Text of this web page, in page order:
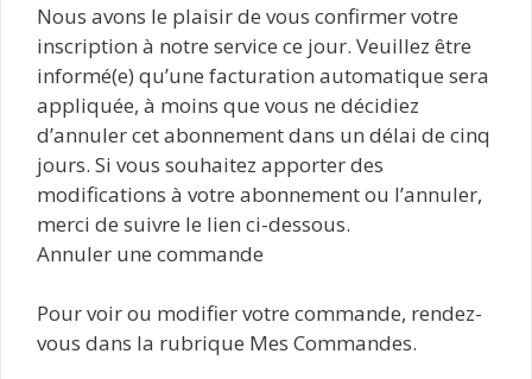
Nous avons le plaisir de vous confirmer votre
inscription à notre service ce jour. Veuillez être
informé(e) qu’une facturation automatique sera
appliquée, à moins que vous ne décidiez
d’annuler cet abonnement dans un délai de cinq
jours. Si vous souhaitez apporter des
modifications à votre abonnement ou l’annuler,
merci de suivre le lien ci-dessous.
Annuler une commande
Pour voir ou modifier votre commande, rendez-
vous dans la rubrique Mes Commandes.